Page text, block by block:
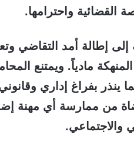
واحترامها.
مادياً. ويمتنع
ينذر بفراغ إداري
من ممارسة أي مهنة
والاجتماعي.